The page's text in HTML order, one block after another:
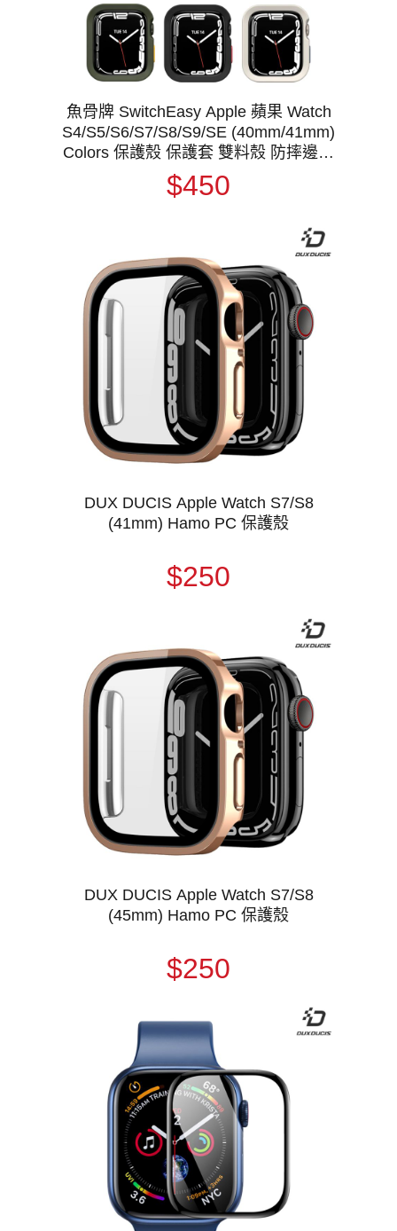
魚骨牌 SwitchEasy Apple 蘋果 Watch
S4/S5/S6/S7/S8/S9/SE (40mm/41mm)
Colors 保護殼 保護套 雙料殼 防摔邊框
防撞邊框
$450
DUX DUCIS Apple Watch S7/S8
(41mm) Hamo PC 保護殼
$250
DUX DUCIS Apple Watch S7/S8
(45mm) Hamo PC 保護殼
$250